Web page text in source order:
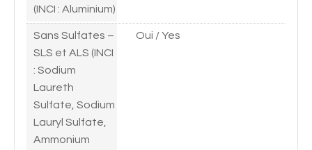
(INCI : Aluminium)
Sans Sulfates –
SLS et ALS (INCI
: Sodium
Laureth
Sulfate, Sodium
Lauryl Sulfate,
Ammonium
Oui / Yes